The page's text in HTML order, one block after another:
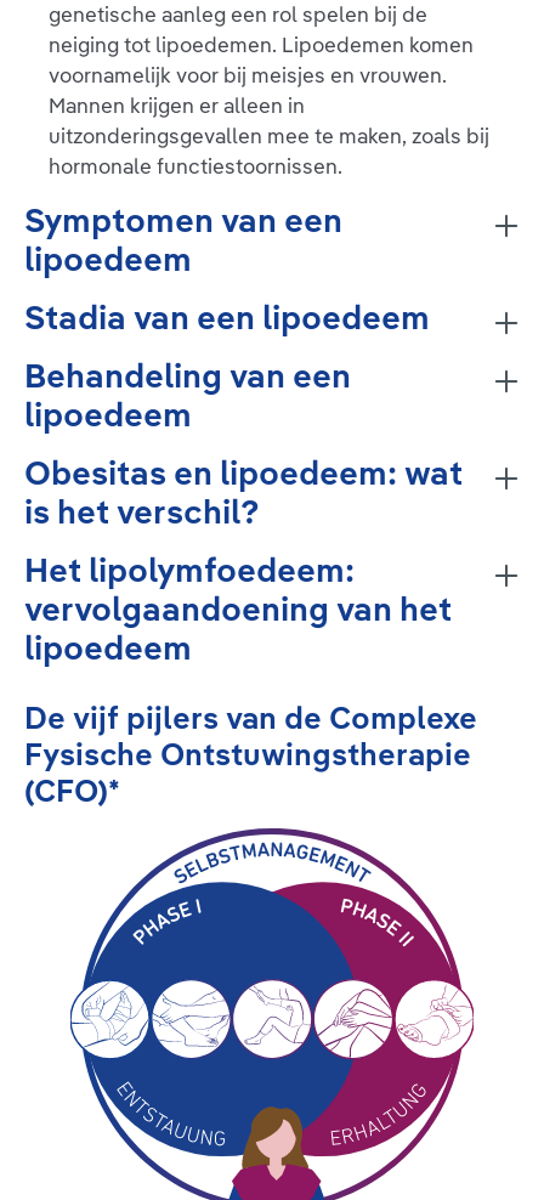
genetische aanleg een rol spelen bij de
neiging tot lipoedemen. Lipoedemen komen
voornamelijk voor bij meisjes en vrouwen.
Mannen krijgen er alleen in
uitzonderingsgevallen mee te maken, zoals bij
hormonale functiestoornissen.
Symptomen van een
lipoedeem
Stadia van een lipoedeem
Behandeling van een
lipoedeem
Obesitas en lipoedeem: wat
is het verschil?
Het lipolymfoedeem:
vervolgaandoening van het
lipoedeem
De vijf pijlers van de Complexe
Fysische Ontstuwingstherapie
(CFO)*